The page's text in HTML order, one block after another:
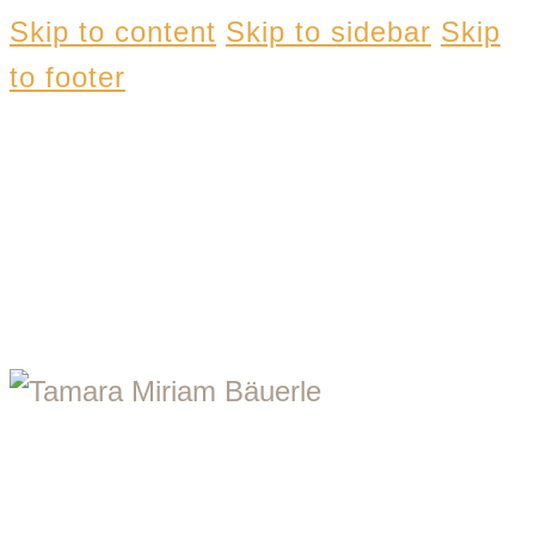
Skip to content Skip to sidebar Skip
to footer